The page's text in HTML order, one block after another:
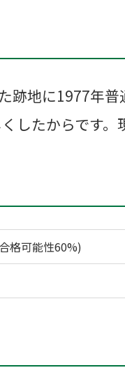
跡地に1977年
したからです
格可能性60%)